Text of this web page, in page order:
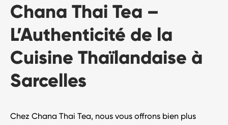
Chana Thai Tea –
L’Authenticité de la
Cuisine Thaïlandaise à
Sarcelles
Chez Chana Thai Tea, nous vous offrons bien plus